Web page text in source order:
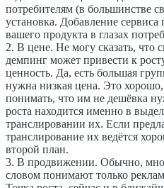
потребителям (в большинстве
установка. Добавление
вашего продукта в глазах
2. В цене. Не могу сказать, что
демпинг может привести к
ценность. Да, есть большая
нужна низкая цена. Это
понимать, что им не дешёвка
роста находится именно в
транслировании их. Если
транслирование их ведётся
второй план.
3. В продвижении. Обычно,
словом понимают только